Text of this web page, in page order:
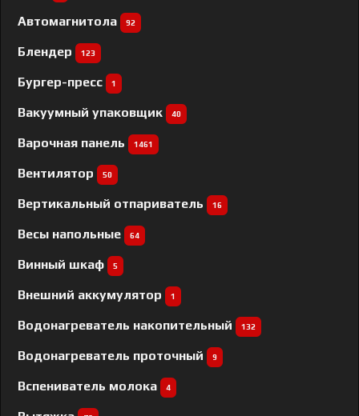
Автомагнитола 92
Блендер 123
Бургер-пресс 1
Вакуумный упаковщик 40
Варочная панель 1461
Вентилятор 50
Вертикальный отпариватель 16
Весы напольные 64
Винный шкаф 5
Внешний аккумулятор 1
Водонагреватель накопительный 132
Водонагреватель проточный 9
Вспениватель молока 4